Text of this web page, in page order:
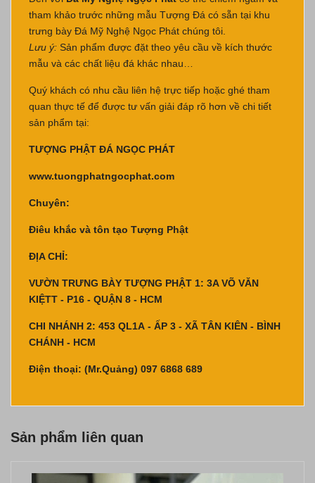
tham khảo trước những mẫu Tượng Đá có sẵn tại khu
trưng bày Đá Mỹ Nghệ Ngọc Phát chúng tôi.
Lưu ý: Sản phẩm được đặt theo yêu cầu về kích thước
mẫu và các chất liệu đá khác nhau…
Quý khách có nhu cầu liên hệ trực tiếp hoặc ghé tham
quan thực tế để được tư vấn giải đáp rõ hơn về chi tiết
sản phẩm tại:
TƯỢNG PHẬT ĐÁ NGỌC PHÁT
www.tuongphatngocphat.com
Chuyên:
Điêu khắc và tôn tạo Tượng Phật
ĐỊA CHỈ:
VƯỜN TRƯNG BÀY TƯỢNG PHẬT 1: 3A VÕ VĂN
KIỆTT - P16 - QUẬN 8 - HCM
CHI NHÁNH 2: 453 QL1A - ẤP 3 - XÃ TÂN KIÊN - BÌNH
CHÁNH - HCM
Điện thoại: (Mr.Quảng) 097 6868 689
Sản phẩm liên quan